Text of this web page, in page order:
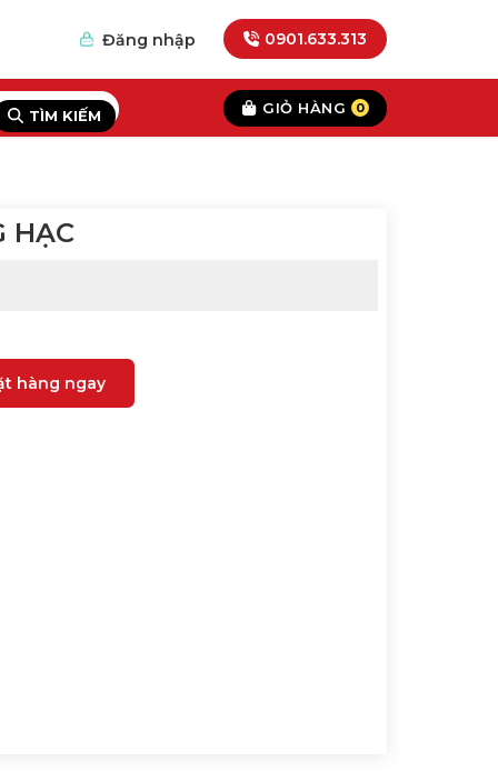
Đăng nhập 0901.633.313
TÌM KIẾM GIỎ HÀNG 0
HẠC
hàng ngay